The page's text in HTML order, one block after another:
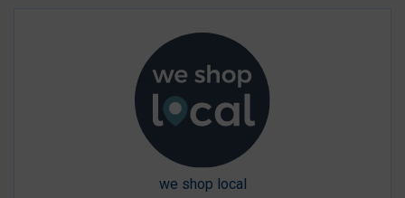
we shop local